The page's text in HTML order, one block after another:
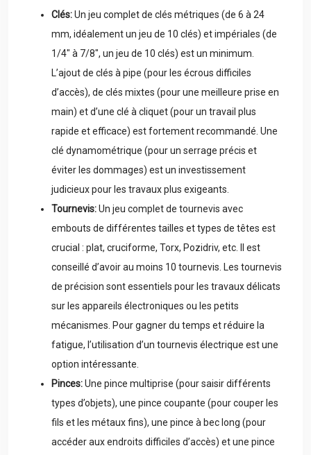
Clés:Un jeu complet de clés métriques (de 6 à 24
mm, idéalement un jeu de 10 clés) et impériales (de
1/4″ à 7/8″, un jeu de 10 clés) est un minimum.
L’ajout de clés à pipe (pour les écrous difficiles
d’accès), de clés mixtes (pour une meilleure prise en
main) et d’une clé à cliquet (pour un travail plus
rapide et efficace) est fortement recommandé. Une
clé dynamométrique (pour un serrage précis et
éviter les dommages) est un investissement
judicieux pour les travaux plus exigeants.
Tournevis:Un jeu complet de tournevis avec
embouts de différentes tailles et types de têtes est
crucial : plat, cruciforme, Torx, Pozidriv, etc. Il est
conseillé d’avoir au moins 10 tournevis. Les tournevis
de précision sont essentiels pour les travaux délicats
sur les appareils électroniques ou les petits
mécanismes. Pour gagner du temps et réduire la
fatigue, l’utilisation d’un tournevis électrique est une
option intéressante.
Pinces:Une pince multiprise (pour saisir différents
types d’objets), une pince coupante (pour couper les
fils et les métaux fins), une pince à bec long (pour
accéder aux endroits difficiles d’accès) et une pince